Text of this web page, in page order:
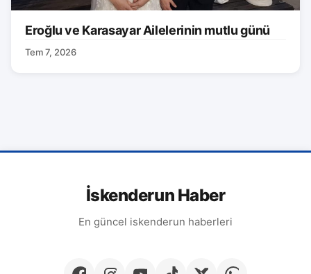
Eroğlu ve Karasayar Ailelerinin mutlu günü
Tem 7, 2026
İskenderun Haber
En güncel iskenderun haberleri